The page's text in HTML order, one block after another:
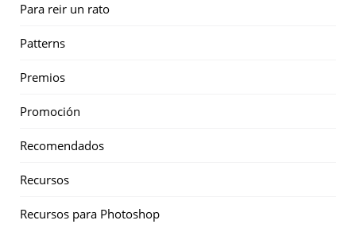
Para reir un rato
Patterns
Premios
Promoción
Recomendados
Recursos
Recursos para Photoshop